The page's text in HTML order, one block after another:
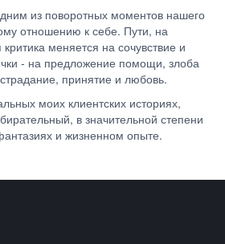
из поворотных моментов нашего
отношению к себе. Пути, на
меняется на сочувствие и
- на предложение помощи, злоба
принятие и любовь.
моих клиентских историях,
в значительной степени
и жизненном опыте.